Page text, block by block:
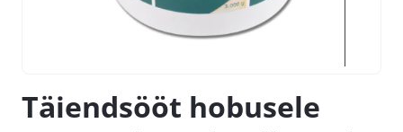
Täiendsööt hobusele